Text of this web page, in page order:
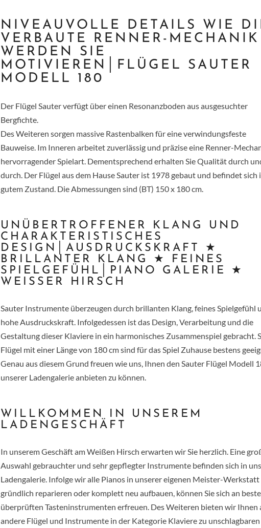
NIVEAUVOLLE DETAILS WIE
VERBAUTE RENNER-MECHANIK
WERDEN SIE
MOTIVIEREN│FLÜGEL SAUTER
MODELL 180
Der Flügel Sauter verfügt über einen Resonanzboden aus ausgesuchter
Bergfichte.
Des Weiteren sorgen massive Rastenbalken für eine verwindungsfeste
Bauweise. Im Inneren arbeitet zuverlässig und präzise eine Renner-
hervorragender Spielart. Dementsprechend erhalten Sie Qualität durch
durch. Der Flügel aus dem Hause Sauter ist 1978 gebaut und befindet sich
gutem Zustand. Die Abmessungen sind (BT) 150 x 180 cm.
UNÜBERTROFFENER KLANG UND
CHARAKTERISTISCHES
DESIGN│AUSDRUCKSKRAFT ★
BRILLANTER KLANG ★ FEINES
SPIELGEFÜHL│PIANO GALERIE ★
WEISSER HIRSCH
Sauter Instrumente überzeugen durch brillanten Klang, feines Spielgefühl
hohe Ausdruckskraft. Infolgedessen ist das Design, Verarbeitung und die
Gestaltung dieser Klaviere in ein harmonisches Zusammenspiel gebracht.
Flügel mit einer Länge von 180 cm sind für das Spiel Zuhause bestens
Genau aus diesem Grund freuen wie uns, Ihnen den Sauter Flügel Modell
unserer Ladengalerie anbieten zu können.
WILLKOMMEN IN UNSEREM
LADENGESCHÄFT
In unserem Geschäft am Weißen Hirsch erwarten wir Sie herzlich. Eine
Auswahl gebrauchter und sehr gepflegter Instrumente befinden sich in
Ladengalerie. Infolge wir alle Pianos in unserer eigenen Meister-Werkstatt
gründlich reparieren oder komplett neu aufbauen, können Sie sich an
überprüften Tasteninstrumenten erfreuen. Des Weiteren bieten wir Ihnen
andere Flügel und Instrumente in der Kategorie Klavierezu unschlagbaren